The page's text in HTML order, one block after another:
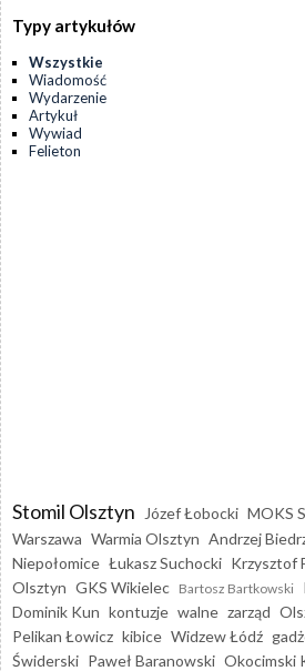
Typy artykułów
Wszystkie
Wiadomość
Wydarzenie
Artykuł
Wywiad
Felieton
Stomil Olsztyn Józef Łobocki MOKS
Warszawa Warmia Olsztyn Andrzej
Niepołomice Łukasz Suchocki Krzysztof
Olsztyn GKS Wikielec Bartosz Bartkowski
Dominik Kun kontuzje walne zarząd
Pelikan Łowicz kibice Widzew Łódź
Świderski Paweł Baranowski Okocimski